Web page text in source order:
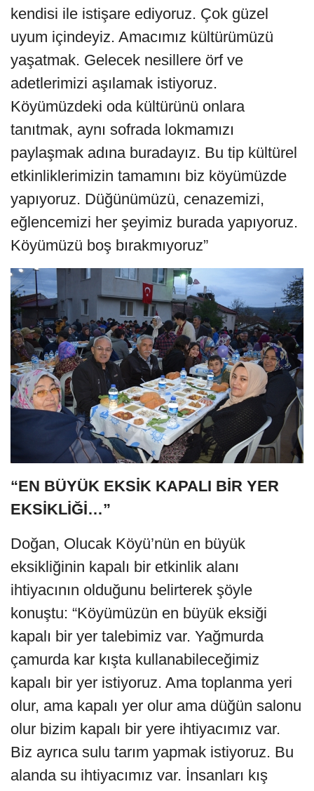
kendisi ile istişare ediyoruz. Çok güzel
uyum içindeyiz. Amacımız kültürümüzü
yaşatmak. Gelecek nesillere örf ve
adetlerimizi aşılamak istiyoruz.
Köyümüzdeki oda kültürünü onlara
tanıtmak, aynı sofrada lokmamızı
paylaşmak adına buradayız. Bu tip kültürel
etkinliklerimizin tamamını biz köyümüzde
yapıyoruz. Düğünümüzü, cenazemizi,
eğlencemizi her şeyimiz burada yapıyoruz.
Köyümüzü boş bırakmıyoruz”
“EN BÜYÜK EKSİK KAPALI BİR YER
EKSİKLİĞİ…”
Doğan, Olucak Köyü’nün en büyük
eksikliğinin kapalı bir etkinlik alanı
ihtiyacının olduğunu belirterek şöyle
konuştu: “Köyümüzün en büyük eksiği
kapalı bir yer talebimiz var. Yağmurda
çamurda kar kışta kullanabileceğimiz
kapalı bir yer istiyoruz. Ama toplanma yeri
olur, ama kapalı yer olur ama düğün salonu
olur bizim kapalı bir yere ihtiyacımız var.
Biz ayrıca sulu tarım yapmak istiyoruz. Bu
alanda su ihtiyacımız var. İnsanları kış